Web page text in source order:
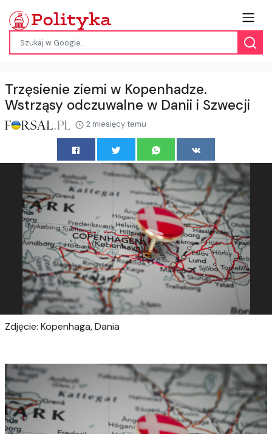
Trzęsienie ziemi w Kopenhadze.
Wstrząsy odczuwalne w Danii i Szwecji
2 miesięcy temu
Zdjęcie: Kopenhaga, Dania